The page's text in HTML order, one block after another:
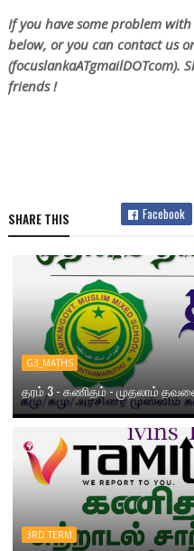
If you have some problem
below, or you can contact us
(focuslankaATgmailDOTcom).
friends !
SHARE THIS Facebook
G3_MATHS
தரம் 3 - கணிதம் - முதலாம்
3RD TERM